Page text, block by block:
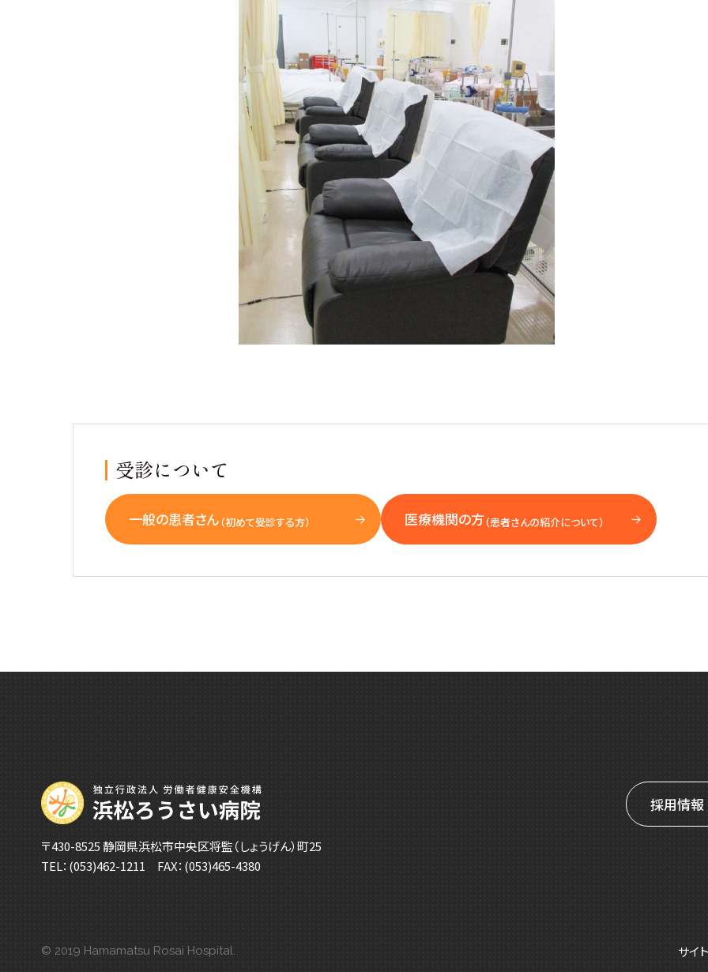
受診について
一般の患者さん （初めて受診する方） 医療機関の方（患者さんの紹介について）
〒430-8525 静岡県浜松市中央区将監（しょうげん）町25
TEL： (053)462-1211 FAX：(053)465-4380
採用情報
© 2019 Hamamatsu Rosai Hospital. サイ